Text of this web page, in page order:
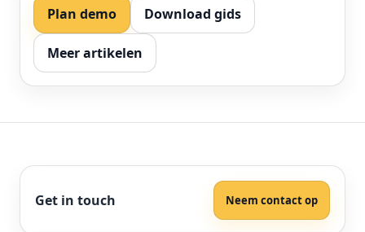
Plan demo Download gids
Meer artikelen
Get in touch Neem contact op